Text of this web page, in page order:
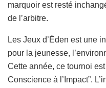
marquoir est resté
de l’arbitre.
Les Jeux d’Éden est une
pour la jeunesse,
Cette année, ce tournoi
Conscience à l’Impact”.